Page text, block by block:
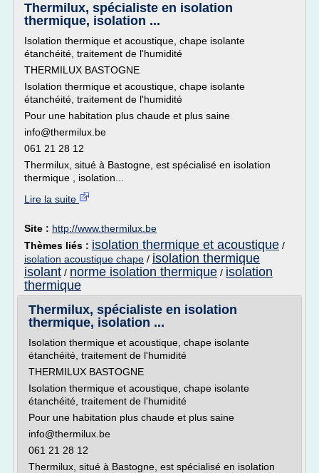
Thermilux, spécialiste en isolation
thermique, isolation ...
Isolation thermique et acoustique, chape isolante
étanchéité, traitement de l'humidité
THERMILUX BASTOGNE
Isolation thermique et acoustique, chape isolante
étanchéité, traitement de l'humidité
Pour une habitation plus chaude et plus saine
info@thermilux.be
061 21 28 12
Thermilux, situé à Bastogne, est spécialisé en isolation
thermique , isolation...
Lire la suite
Site : http://www.thermilux.be
Thèmes liés : isolation thermique et acoustique /
isolation acoustique chape / isolation thermique
isolant / norme isolation thermique / isolation
thermique
Thermilux, spécialiste en isolation
thermique, isolation ...
Isolation thermique et acoustique, chape isolante
étanchéité, traitement de l'humidité
THERMILUX BASTOGNE
Isolation thermique et acoustique, chape isolante
étanchéité, traitement de l'humidité
Pour une habitation plus chaude et plus saine
info@thermilux.be
061 21 28 12
Thermilux, situé à Bastogne, est spécialisé en isolation